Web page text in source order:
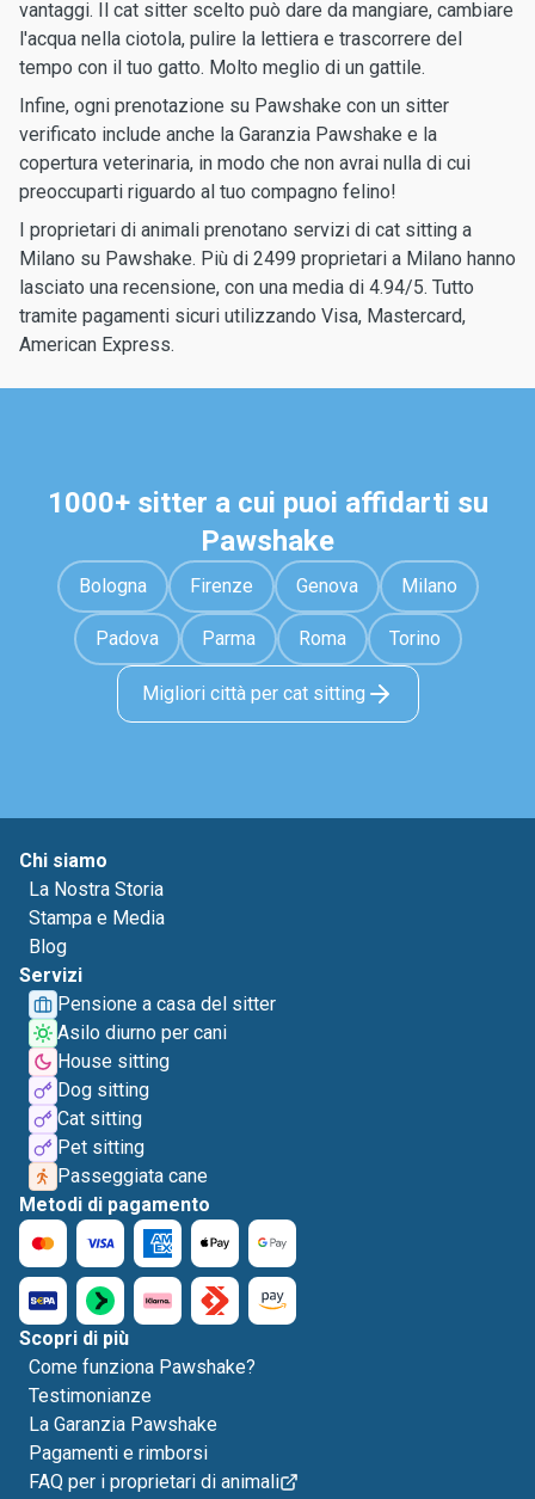
vantaggi. Il cat sitter scelto può dare da mangiare, cambiare
l'acqua nella ciotola, pulire la lettiera e trascorrere del
tempo con il tuo gatto. Molto meglio di un gattile.
Infine, ogni prenotazione su Pawshake con un sitter
verificato include anche la Garanzia Pawshake e la
copertura veterinaria, in modo che non avrai nulla di cui
preoccuparti riguardo al tuo compagno felino!
I proprietari di animali prenotano servizi di cat sitting a
Milano su Pawshake. Più di 2499 proprietari a Milano hanno
lasciato una recensione, con una media di 4.94/5. Tutto
tramite pagamenti sicuri utilizzando Visa, Mastercard,
American Express.
1000+ sitter a cui puoi affidarti su
Pawshake
Bologna Firenze Genova Milano
Padova Parma Roma Torino
Migliori città per cat sitting
Chi siamo
La Nostra Storia
Stampa e Media
Blog
Servizi
Pensione a casa del sitter
Asilo diurno per cani
House sitting
Dog sitting
Cat sitting
Pet sitting
Passeggiata cane
Metodi di pagamento
Scopri di più
Come funziona Pawshake?
Testimonianze
La Garanzia Pawshake
Pagamenti e rimborsi
FAQ per i proprietari di animali